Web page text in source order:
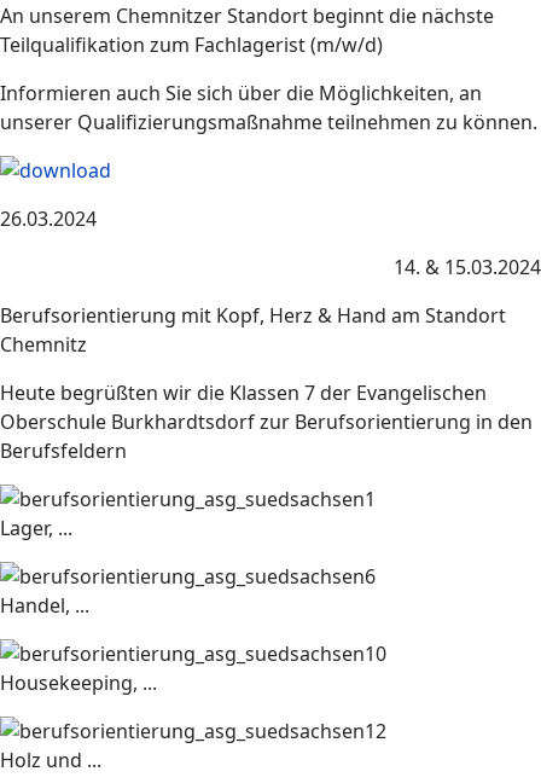
An unserem Chemnitzer Standort beginnt die nächste
Teilqualifikation zum Fachlagerist (m/w/d)
Informieren auch Sie sich über die Möglichkeiten, an
unserer Qualifizierungsmaßnahme teilnehmen zu können.
26.03.2024
14. & 15.03.2024
Berufsorientierung mit Kopf, Herz & Hand am Standort
Chemnitz
Heute begrüßten wir die Klassen 7 der Evangelischen
Oberschule Burkhardtsdorf zur Berufsorientierung in den
Berufsfeldern
Lager, ...
Handel, ...
Housekeeping, ...
Holz und ...